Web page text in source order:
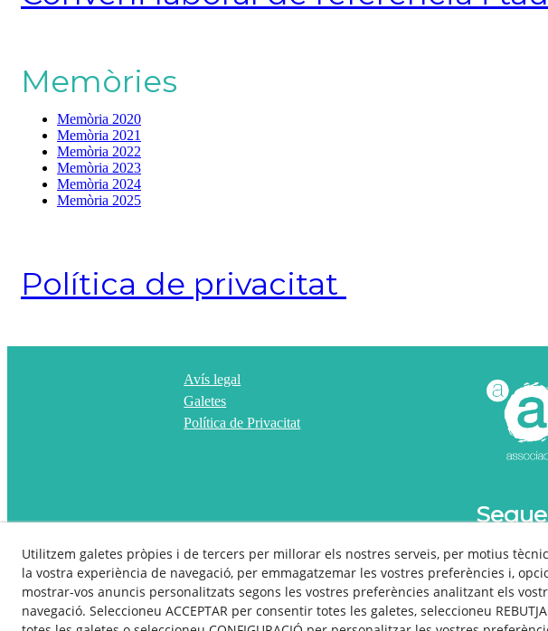
Memòries
Memòria 2020
Memòria 2021
Memòria 2022
Memòria 2023
Memòria 2024
Memòria 2025
Política de privacitat
Avís legal
Galetes
Política de Privacitat
© 08/2026 Alba
Utilitzem galetes pròpies i de tercers per millorar els nostres serveis, per motius
la vostra experiència de navegació, per emmagatzemar les vostres preferències i,
mostrar-vos anuncis personalitzats segons les vostres preferències analitzant els
navegació. Seleccioneu ACCEPTAR per consentir totes les galetes, seleccioneu